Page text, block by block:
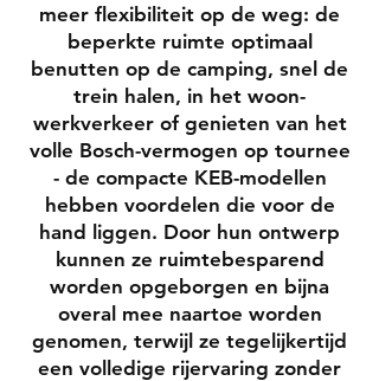
meer flexibiliteit op de weg: de
beperkte ruimte optimaal
benutten op de camping, snel de
trein halen, in het woon-
werkverkeer of genieten van het
volle Bosch-vermogen op tournee
- de compacte KEB-modellen
hebben voordelen die voor de
hand liggen. Door hun ontwerp
kunnen ze ruimtebesparend
worden opgeborgen en bijna
overal mee naartoe worden
genomen, terwijl ze tegelijkertijd
een volledige rijervaring zonder